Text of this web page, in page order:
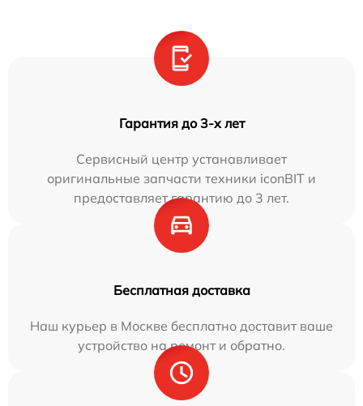
Гарантия до 3-х лет
Сервисный центр устанавливает
оригинальные запчасти техники iconBIT и
предоставляет гарантию до 3 лет.
Бесплатная доставка
Наш курьер в Москве бесплатно доставит ваше
устройство на ремонт и обратно.